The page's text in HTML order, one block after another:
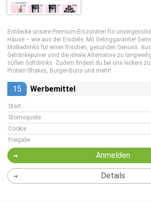
Entdecke unsere Premium-Eiszutaten für
Hause – wie aus der Eisdiele. Mit Gelinggarantie!
Molkedrinks für einen frischen, gesunden Genuss.
Getränkepulver sind die ideale Alternative zu
süßen Softdrinks. Zudem findest du bei uns leckere
Protein-Shakes, Burger-Buns und mehr!
15 Werbemittel
Start
Stornoquote
Cookie
Freigabe
Anmelden
Details